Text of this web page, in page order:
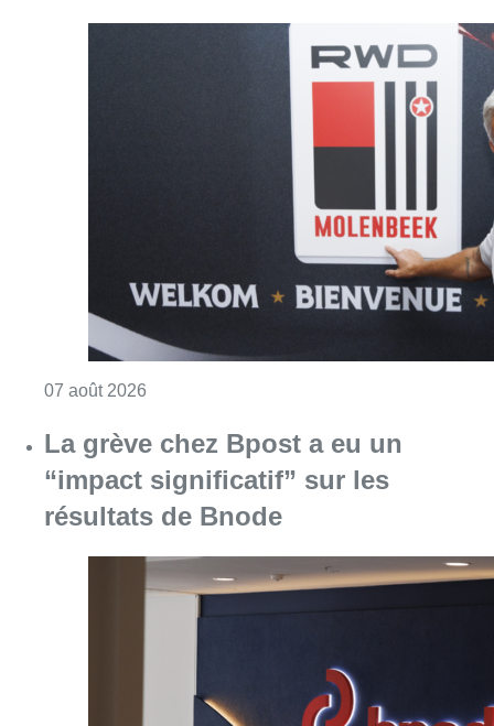
07 août 2026
La grève chez Bpost a eu un
“impact significatif” sur les
résultats de Bnode